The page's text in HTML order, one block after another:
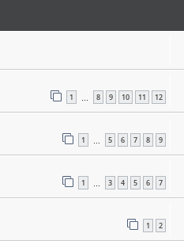
1 … 8 9 10 11 12
1 … 5 6 7 8 9
1 … 3 4 5 6 7
1 2